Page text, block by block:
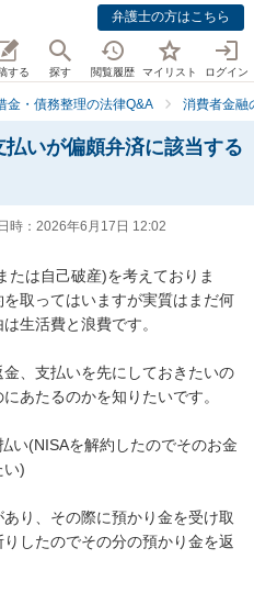
弁護士の方はこちら
する 探す 閲覧履歴 マイリスト ログイン
金・債務整理の法律Q&A 消費者金融
いが偏頗弁済に該当する
時： 2026年6月17日 12:02
たは自己破産)を考えておりま
取ってはいますが実質はまだ何
生活費と浪費です。
、支払いを先にしておきたいの
あたるのかを知りたいです。
い(NISAを解約したのでそのお金
い)
り、その際に預かり金を受け取
したのでその分の預かり金を返